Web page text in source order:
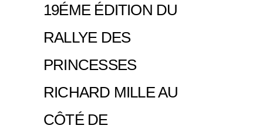
19ÉME ÉDITION DU
RALLYE DES
PRINCESSES
RICHARD MILLE AU
CÔTÉ DE